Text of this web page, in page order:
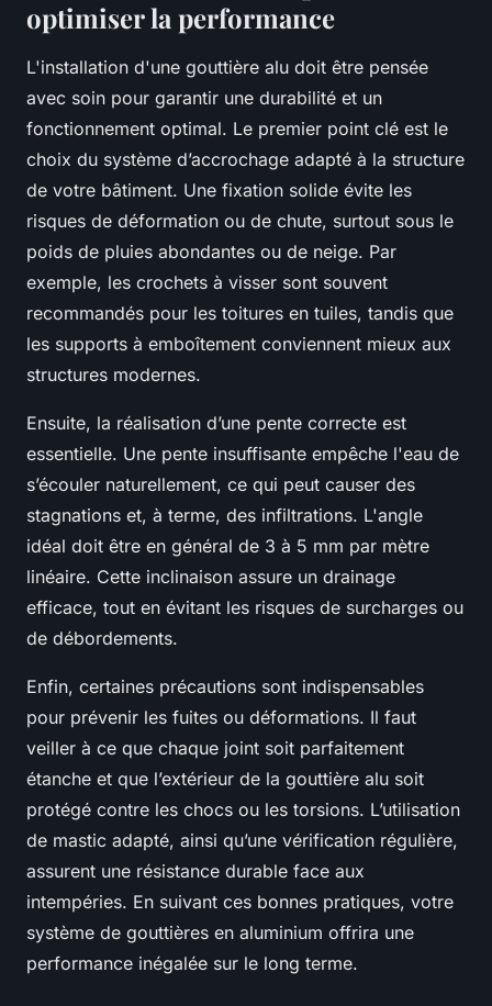
optimiser la performance
L'installation d'une gouttière alu doit être pensée
avec soin pour garantir une durabilité et un
fonctionnement optimal. Le premier point clé est le
choix du système d’accrochage adapté à la structure
de votre bâtiment. Une fixation solide évite les
risques de déformation ou de chute, surtout sous le
poids de pluies abondantes ou de neige. Par
exemple, les crochets à visser sont souvent
recommandés pour les toitures en tuiles, tandis que
les supports à emboîtement conviennent mieux aux
structures modernes.
Ensuite, la réalisation d’une pente correcte est
essentielle. Une pente insuffisante empêche l'eau de
s’écouler naturellement, ce qui peut causer des
stagnations et, à terme, des infiltrations. L'angle
idéal doit être en général de 3 à 5 mm par mètre
linéaire. Cette inclinaison assure un drainage
efficace, tout en évitant les risques de surcharges ou
de débordements.
Enfin, certaines précautions sont indispensables
pour prévenir les fuites ou déformations. Il faut
veiller à ce que chaque joint soit parfaitement
étanche et que l’extérieur de la gouttière alu soit
protégé contre les chocs ou les torsions. L’utilisation
de mastic adapté, ainsi qu’une vérification régulière,
assurent une résistance durable face aux
intempéries. En suivant ces bonnes pratiques, votre
système de gouttières en aluminium offrira une
performance inégalée sur le long terme.